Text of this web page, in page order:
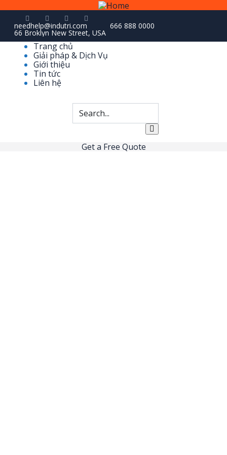
needhelp@indutri.com 666 888 0000
66 Broklyn New Street, USA
Trang chủ
Giải pháp & Dịch Vụ
Giới thiệu
Tin tức
Liên hệ
Get a Free Quote